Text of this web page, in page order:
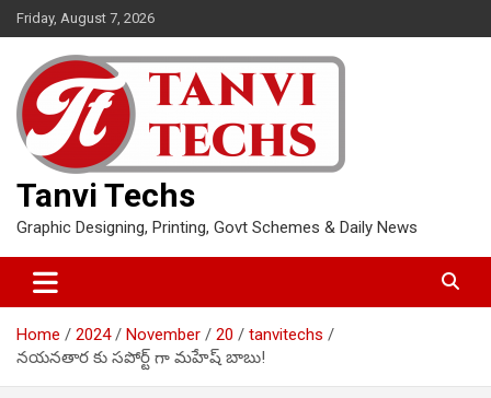
Skip
to
content
Friday, August 7, 2026
Tanvi Techs
Graphic Designing, Printing, Govt Schemes & Daily News
Home 2024 November 20
tanvitechs
నయనతార కు సపోర్ట్ గా మహేష్ బాబు!